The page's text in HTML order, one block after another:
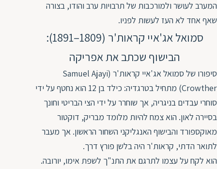
המערב לעושר ולמורכבות של תרבויות ערב והודו, בצורה
שאף אחד לא העז לעשות לפניו.
סמואל אג'איי קראות'ר (1809–1891):
הבישוף שכתב את אפריקה
סיפורו של סמואל אג'איי קראות'ר (Samuel Ajayi
Crowther) מתחיל בטרגדיה: כילד בן 12 הוא נחטף על ידי
סוחרי עבדים בניגריה, אך שוחרר על ידי הצי הבריטי וחונך
בסיירה לאון. הוא צמח להיות מלומד מבריק, דוקטור
מאוקספורד והבישוף האנגליקני השחור הראשון. אך מעבר
לתואר הדתי, קראות'ר היה בלשן פורץ דרך.
הוא לקח על עצמו לתרגם את התנ"ך לשפת אימו, יורובה.